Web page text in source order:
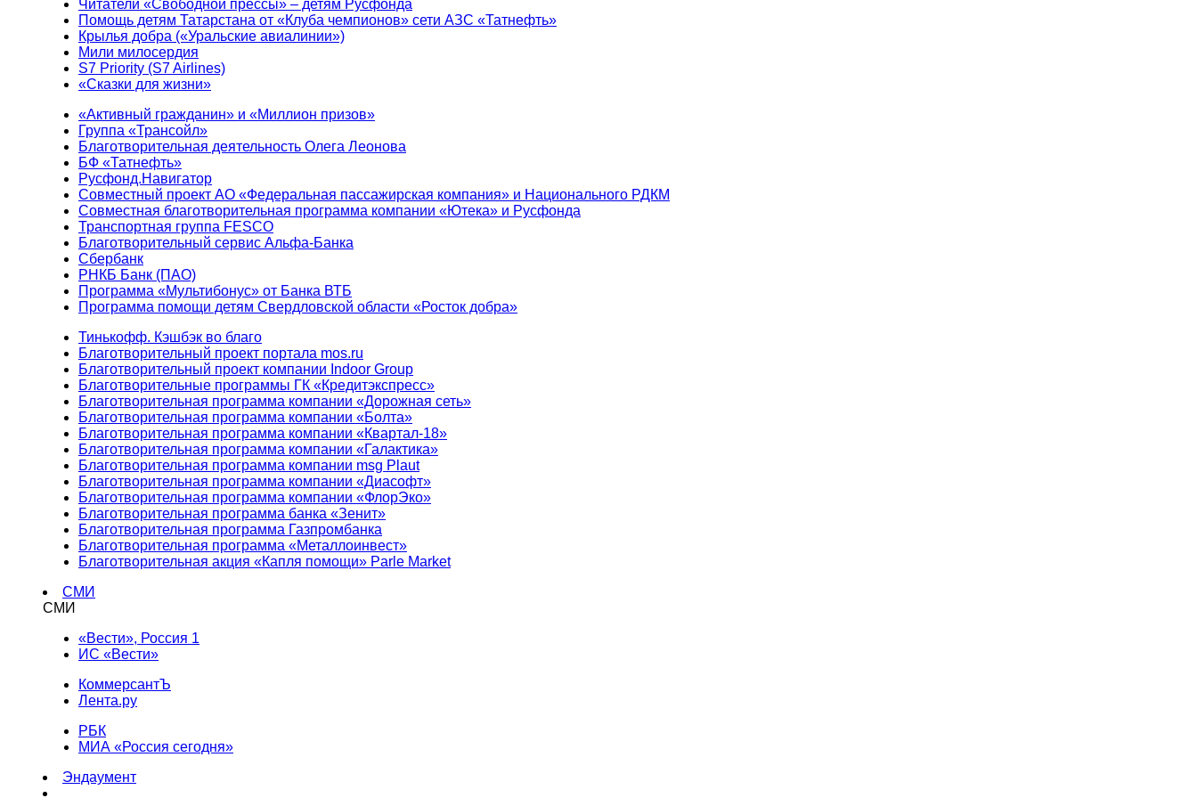
Читатели «Свободной прессы» – детям Русфонда
Помощь детям Татарстана от «Клуба чемпионов» сети АЗС «Татнефть»
Крылья добра («Уральские авиалинии»)
Мили милосердия
S7 Priority (S7 Airlines)
«Сказки для жизни»
«Активный гражданин» и «Миллион призов»
Группа «Трансойл»
Благотворительная деятельность Олега Леонова
БФ «Татнефть»
Русфонд.Навигатор
Совместный проект АО «Федеральная пассажирская компания» и Национального РДКМ
Совместная благотворительная программа компании «Ютека» и Русфонда
Транспортная группа FESCO
Благотворительный сервис Альфа-Банка
Сбербанк
РНКБ Банк (ПАО)
Программа «Мультибонус» от Банка ВТБ
Программа помощи детям Свердловской области «Росток добра»
Тинькофф. Кэшбэк во благо
Благотворительный проект портала mos.ru
Благотворительный проект компании Indoor Group
Благотворительные программы ГК «Кредитэкспресс»
Благотворительная программа компании «Дорожная сеть»
Благотворительная программа компании «Болта»
Благотворительная программа компании «Квартал-18»
Благотворительная программа компании «Галактика»
Благотворительная программа компании msg Plaut
Благотворительная программа компании «Диасофт»
Благотворительная программа компании «ФлорЭко»
Благотворительная программа банка «Зенит»
Благотворительная программа Газпромбанка
Благотворительная программа «Металлоинвест»
Благотворительная акция «Капля помощи» Parle Market
СМИ
СМИ
«Вести», Россия 1
ИС «Вести»
КоммерсантЪ
Лента.ру
РБК
МИА «Россия сегодня»
Эндаумент